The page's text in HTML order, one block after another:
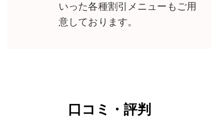
いった各種割引メニューもご用
意しております。
口コミ・評判